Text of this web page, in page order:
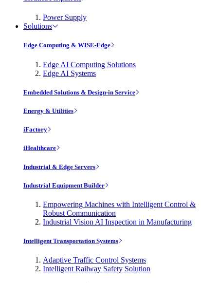
Power Supply
Solutions
Edge Computing & WISE-Edge
Edge AI Computing Solutions
Edge AI Systems
Embedded Solutions & Design-in Service
Energy & Utilities
iFactory
iHealthcare
Industrial & Edge Servers
Industrial Equipment Builder
Empowering Machines with Intelligent Control &
Robust Communication
Industrial Vision AI Inspection in Manufacturing
Intelligent Transportation Systems
Adaptive Traffic Control Systems
Intelligent Railway Safety Solution